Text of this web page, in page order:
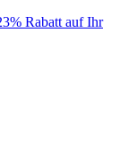
Rabatt auf Ihr